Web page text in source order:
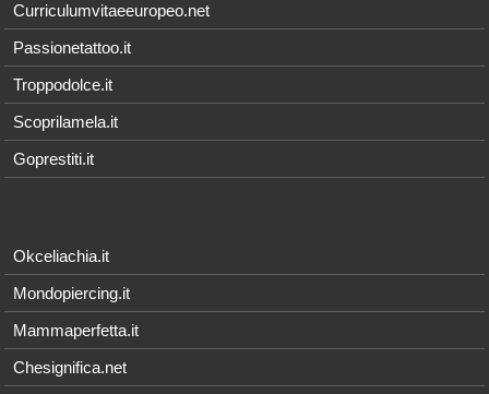
Curriculumvitaeeuropeo.net
Passionetattoo.it
Troppodolce.it
Scoprilamela.it
Goprestiti.it
Okceliachia.it
Mondopiercing.it
Mammaperfetta.it
Chesignifica.net